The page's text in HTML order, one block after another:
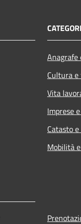
Cultura
Vita
Imprese
Catasto
Mobilità